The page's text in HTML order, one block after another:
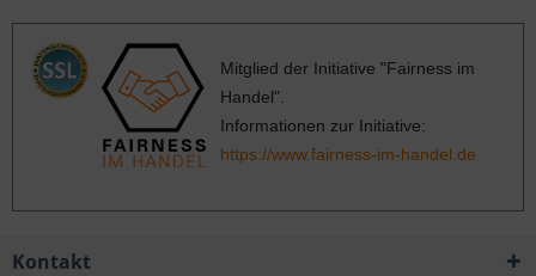
Mitglied der Initiative "Fairness im
Handel".
Informationen zur Initiative:
https://www.fairness-im-handel.de
Kontakt